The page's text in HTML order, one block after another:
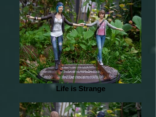
Life is Strange